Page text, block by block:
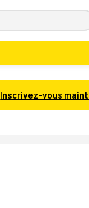
Inscrivez-vous